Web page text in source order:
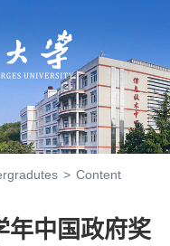
> Content
年中国政府奖